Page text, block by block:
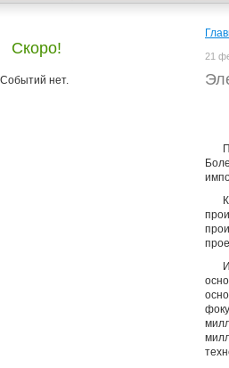
Скоро!
Событий нет.
21